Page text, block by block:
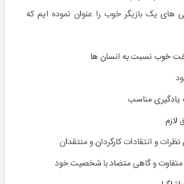
های یک بازیگر خوب را عنوان نموده ایم که
خوب نسبت به انسان ها
مناسب
لازم
و انتقادات کارگردان و منتقدان
و گاهی متضاد با شخصیت خود